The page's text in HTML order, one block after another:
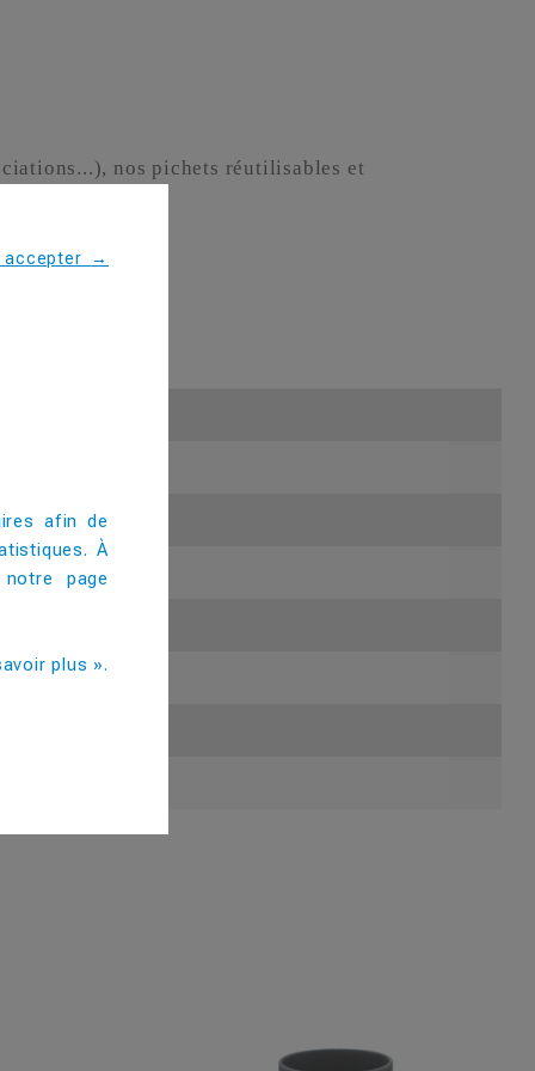
nos pichets réutilisables et
accepter →
afin de
À
page
plus ».